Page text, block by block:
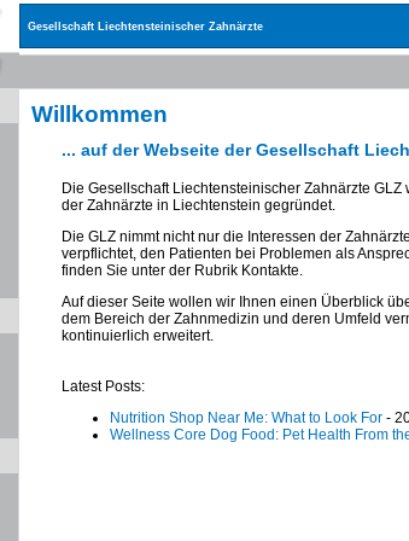
Gesellschaft Liechtensteinischer Zahnärzte
Willkommen
... auf der Webseite der Gesellschaft
Die Gesellschaft Liechtensteinischer Zahnärzte
der Zahnärzte in Liechtenstein gegründet.
Die GLZ nimmt nicht nur die Interessen der
verpflichtet, den Patienten bei Problemen als
finden Sie unter der Rubrik Kontakte.
Auf dieser Seite wollen wir Ihnen einen Überblick
dem Bereich der Zahnmedizin und deren Umfeld
kontinuierlich erweitert.
Latest Posts:
Nutrition Shop Near Me: What to Look For -
Wellness Core Dog Food: Pet Health From